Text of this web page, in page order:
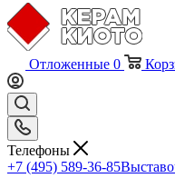
Отложенные 0
Телефоны
+7 (495) 589-36-85